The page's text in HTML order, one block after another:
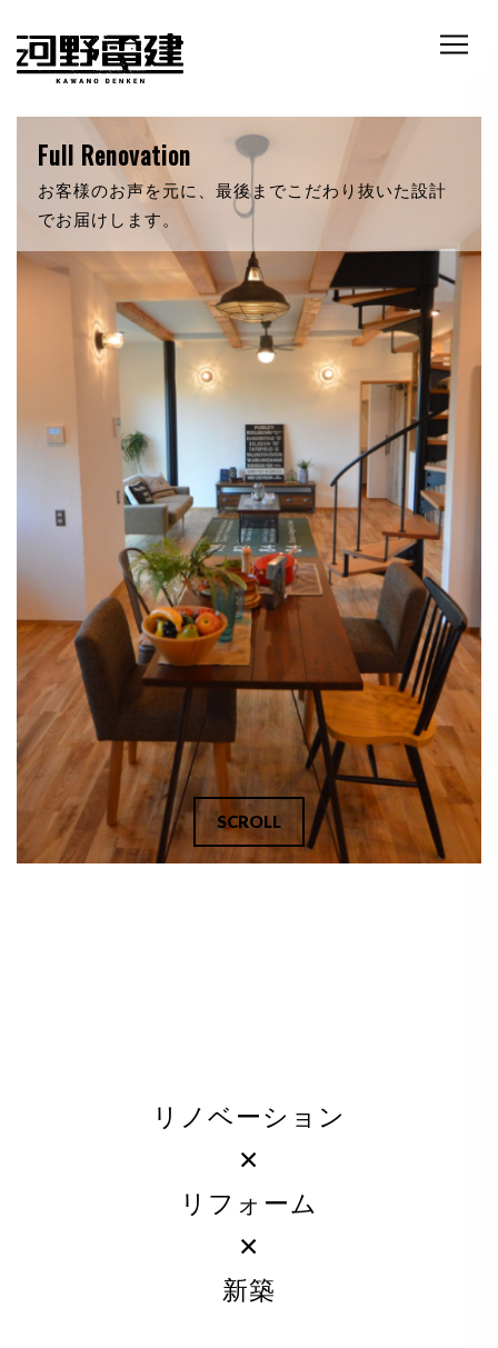
RETRO & NATURE
自然素材にこだわったあなただけの新築。いつでも
暖かく迎え入れてくれます。
SCROLL
リノベーション
✕
リフォーム
✕
新築